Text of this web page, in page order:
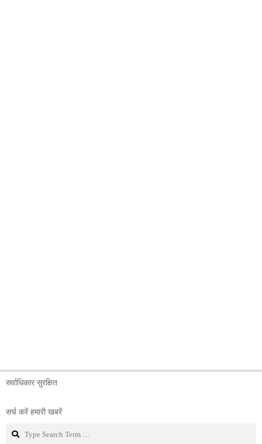
सर्वाधिकार सुरक्षित
सर्च करें हमारी खबरें